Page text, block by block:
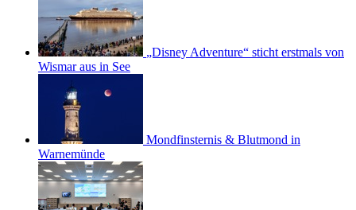
„Disney Adventure“ sticht erstmals von
Wismar aus in See
Mondfinsternis & Blutmond in
Warnemünde